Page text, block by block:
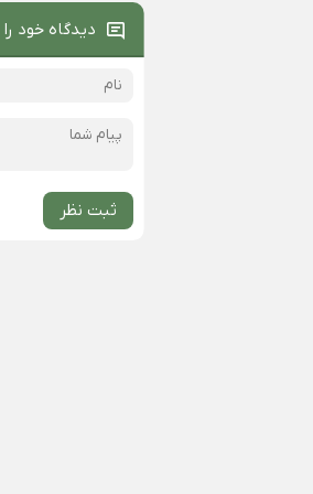
دیدگاه خود
ثبت نظر